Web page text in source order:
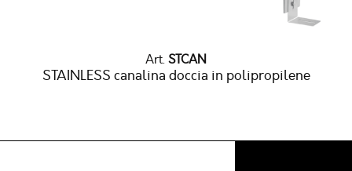
Art. STCAN
STAINLESS canalina doccia in polipropilene